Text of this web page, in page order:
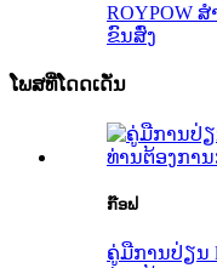
ROYPOW
ຂົນສົ່ງ
ໂພສທີ່ໂດດເດັ່ນ
ກ໊ອຟ
ຄູ່ມືການປ່ຽນ